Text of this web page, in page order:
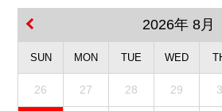
2026年 8月
SUN MON TUE WED
26 27 28 29